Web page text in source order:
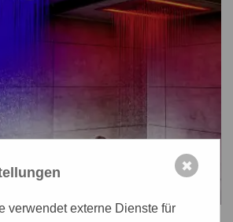
verwendet externe Dienste für
✖